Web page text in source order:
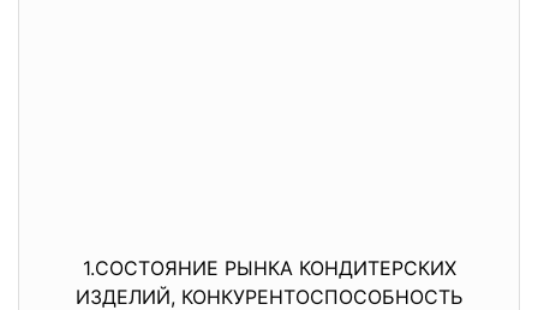
1.СОСТОЯНИЕ РЫНКА КОНДИТЕРСКИХ
ИЗДЕЛИЙ, КОНКУРЕНТОСПОСОБНОСТЬ